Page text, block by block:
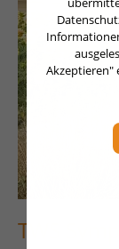
Akzeptieren"
TWS